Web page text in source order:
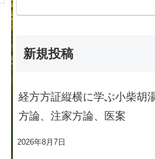
新規投稿
経方方証縦横に学ぶ小柴胡
方論、注家方論、医案
2026年8月7日